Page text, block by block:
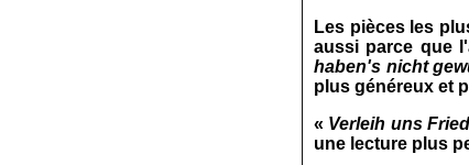
Les pièces les
aussi parce que
haben's nicht
plus généreux et
« Verleih uns
une lecture plus